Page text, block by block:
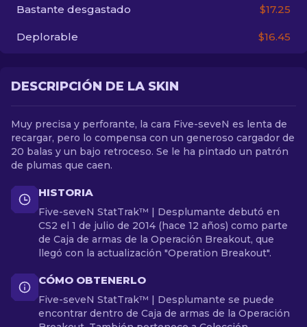
Bastante desgastado $17.25
Deplorable $16.45
DESCRIPCIÓN DE LA SKIN
Muy precisa y perforante, la cara Five-seveN es lenta de
recargar, pero lo compensa con un generoso cargador de
20 balas y un bajo retroceso. Se le ha pintado un patrón
de plumas que caen.
HISTORIA
Five-seveN StatTrak™ | Desplumante debutó en
CS2 el 1 de julio de 2014 (hace 12 años) como parte
de Caja de armas de la Operación Breakout, que
llegó con la actualización "Operation Breakout".
CÓMO OBTENERLO
Five-seveN StatTrak™ | Desplumante se puede
encontrar dentro de Caja de armas de la Operación